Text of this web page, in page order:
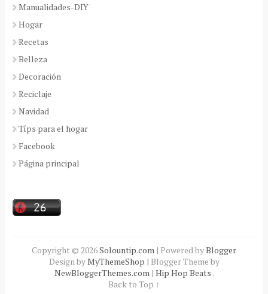
Manualidades-DIY
Hogar
Recetas
Belleza
Decoración
Reciclaje
Navidad
Típs para el hogar
Facebook
Página principal
Copyright ©2026Solountip.com | Powered byBlogger
Design byMyThemeShop | Blogger Theme by
NewBloggerThemes.com | Hip Hop Beats .
Back to Top ↑